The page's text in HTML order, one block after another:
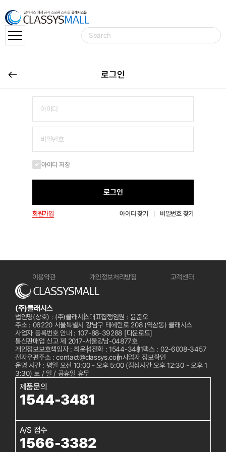
로그인
아이디 저장
로그인
회원가입 아이디 찾기 비밀번호 찾기
이용약관 개인정보처리방침 고객센터
(주)클래시스
법인명(상호) : (주)클래시스대표집행임원 : 윤준오
주소 : 06220 서울특별시 강남구 테헤란로 208 (역삼동) 클래시스
사업자 등록번호 안내 : 107-88-39288 [다운로드]
통신판매업 신고 제 2017-서울강남-04877호
개인정보보호책임자 : 최윤석전화 : 1544-3481팩스 : 02-6008-3457
전자우편주소 : contact@classys.com사업자 정보확인
운영 시간 : 평일 오전 10:00 - 오후 5:00 (점심시간 오후 12:30 - 오후 1
3:30) 토 / 일 / 공휴일 휴무
제품문의
1544-3481
A/S 접수
1566-3382